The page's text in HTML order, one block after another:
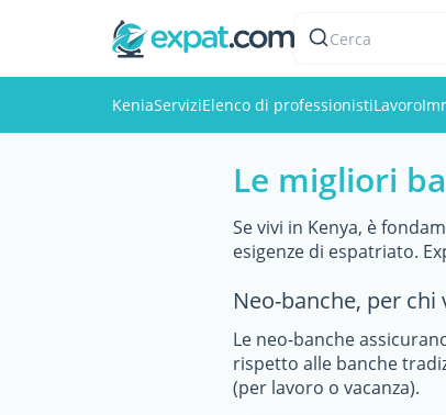
Cerca
KeniaServiziElenco di professionistiLavoro
Le migliori
Se vivi in Kenya, è
esigenze di espatriato.
Neo-banche, per
Le neo-banche
rispetto alle banche
(per lavoro o vacanza).